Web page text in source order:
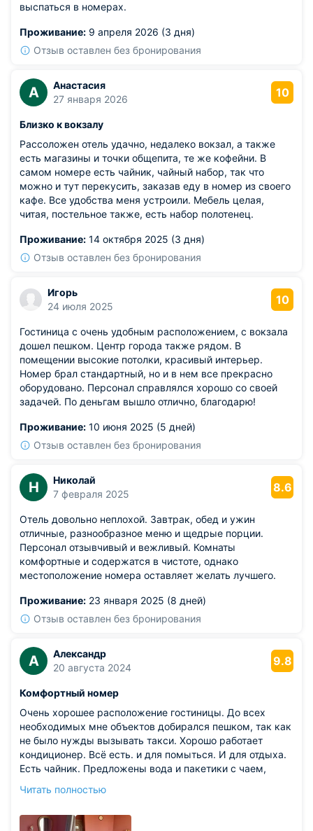
выспаться в номерах.
Проживание: 9 апреля 2026 (3 дня)
Отзыв оставлен без бронирования
А
Анастасия
27 января 2026
10
Близко к вокзалу
Рассоложен отель удачно, недалеко вокзал, а также
есть магазины и точки общепита, те же кофейни. В
самом номере есть чайник, чайный набор, так что
можно и тут перекусить, заказав еду в номер из своего
кафе. Все удобства меня устроили. Мебель целая,
читая, постельное также, есть набор полотенец.
Проживание: 14 октября 2025 (3 дня)
Отзыв оставлен без бронирования
Игорь
24 июля 2025
10
Гостиница с очень удобным расположением, с вокзала
дошел пешком. Центр города также рядом. В
помещении высокие потолки, красивый интерьер.
Номер брал стандартный, но и в нем все прекрасно
оборудовано. Персонал справлялся хорошо со своей
задачей. По деньгам вышло отлично, благодарю!
Проживание: 10 июня 2025 (5 дней)
Отзыв оставлен без бронирования
Н
Николай
7 февраля 2025
8.6
Отель довольно неплохой. Завтрак, обед и ужин
отличные, разнообразное меню и щедрые порции.
Персонал отзывчивый и вежливый. Комнаты
комфортные и содержатся в чистоте, однако
местоположение номера оставляет желать лучшего.
Проживание: 23 января 2025 (8 дней)
Отзыв оставлен без бронирования
А
Александр
20 августа 2024
9.8
Комфортный номер
Очень хорошее расположение гостиницы. До всех
необходимых мне объектов добирался пешком, так как
не было нужды вызывать такси. Хорошо работает
кондиционер. Всё есть. и для помыться. И для отдыха.
Есть чайник. Предложены вода и пакетики с чаем,
меняли ежедневно!
освещение. Или поставить настольную лампу.
Читать полностью